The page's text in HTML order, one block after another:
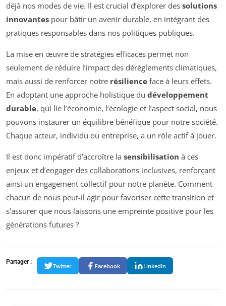
déjà nos modes de vie. Il est crucial d’explorer des solutions
innovantes pour bâtir un avenir durable, en intégrant des
pratiques responsables dans nos politiques publiques.
La mise en œuvre de stratégies efficaces permet non
seulement de réduire l’impact des dérèglements climatiques,
mais aussi de renforcer notre résilience face à leurs effets.
En adoptant une approche holistique du développement
durable, qui lie l’économie, l’écologie et l’aspect social, nous
pouvons instaurer un équilibre bénéfique pour notre société.
Chaque acteur, individu ou entreprise, a un rôle actif à jouer.
Il est donc impératif d’accroître la sensibilisation à ces
enjeux et d’engager des collaborations inclusives, renforçant
ainsi un engagement collectif pour notre planète. Comment
chacun de nous peut-il agir pour favoriser cette transition et
s’assurer que nous laissons une empreinte positive pour les
générations futures ?
Partager :
Twitter Facebook LinkedIn